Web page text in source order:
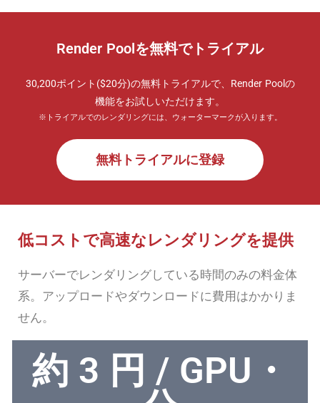
Render Poolを無料でトライアル
30,200ポイント($20分)の無料トライアルで、Render Poolの
機能をお試しいただけます。
※トライアルでのレンダリングには、ウォーターマークが入ります。
無料トライアルに登録
低コストで高速なレンダリングを提供
サーバーでレンダリングしている時間のみの料金体
系。アップロードやダウンロードに費用はかかりま
せん。
約 3 円 / GPU・